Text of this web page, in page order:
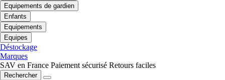
Equipements de gardien
Enfants
Equipements
Equipes
Déstockage
Marques
SAV en France Paiement sécurisé Retours faciles
Rechercher